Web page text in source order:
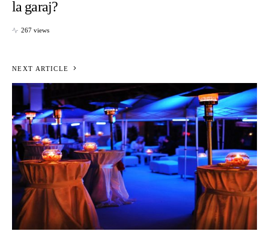
la garaj?
267 views
NEXT ARTICLE